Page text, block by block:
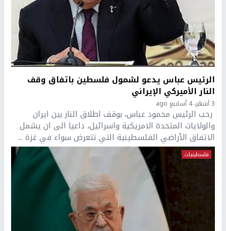
الرئيس عباس يدعو لشمول فلسطين باتفاق وقف
النار الأميركي الإيراني
3 أشهر، 4 أسابيع ago
رحب الرئيس محمود عباس، بوقف اطلاق النار بين ايران
والولايات المتحدة الامريكية واسرائيل، داعيا الى ان يشمل
الاتفاق الأراضي الفلسطينية التي تتعرض سواء في غزة ...
فلسطينيات